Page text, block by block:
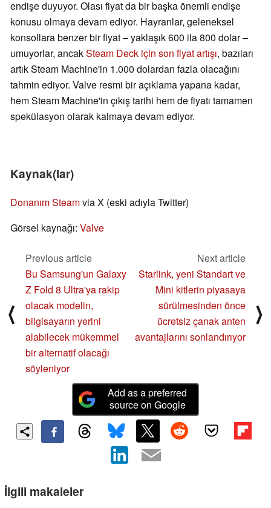
endişe duyuyor. Olası fiyat da bir başka önemli endişe
konusu olmaya devam ediyor. Hayranlar, geleneksel
konsollara benzer bir fiyat – yaklaşık 600 ila 800 dolar –
umuyorlar, ancakSteam Deck için son fiyat artışı, bazıları
artık Steam Machine'in 1.000 dolardan fazla olacağını
tahmin ediyor. Valve resmi bir açıklama yapana kadar,
hem Steam Machine'in çıkış tarihi hem de fiyatı tamamen
spekülasyon olarak kalmaya devam ediyor.
Kaynak(lar)
Donanım Steamvia X (eski adıyla Twitter)
Görsel kaynağı: Valve
⟨
Previous article
Bu Samsung'un Galaxy
Z Fold 8 Ultra'ya rakip
olacak modelin,
bilgisayarın yerini
alabilecek mükemmel
bir alternatif olacağı
söyleniyor
Next article
Starlink, yeni Standart ve
Mini kitlerin piyasaya
sürülmesinden önce
ücretsiz çanak anten
avantajlarını sonlandırıyor
⟩
Add as a preferred
source on Google
İlgili makaleler